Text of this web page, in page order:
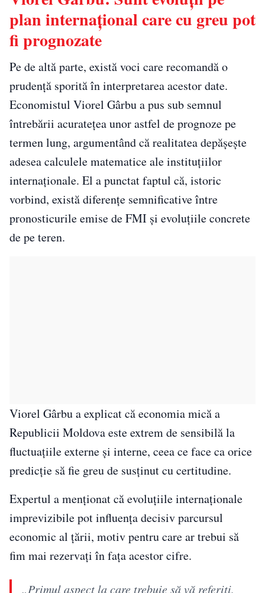
plan internaţional care cu greu pot
fi prognozate
Pe de altă parte, există voci care recomandă o
prudență sporită în interpretarea acestor date.
Economistul Viorel Gârbu a pus sub semnul
întrebării acuratețea unor astfel de prognoze pe
termen lung, argumentând că realitatea depășește
adesea calculele matematice ale instituțiilor
internaționale. El a punctat faptul că, istoric
vorbind, există diferențe semnificative între
pronosticurile emise de FMI și evoluțiile concrete
de pe teren.
Viorel Gârbu a explicat că economia mică a
Republicii Moldova este extrem de sensibilă la
fluctuațiile externe și interne, ceea ce face ca orice
predicție să fie greu de susținut cu certitudine.
Expertul a menționat că evoluțiile internaționale
imprevizibile pot influența decisiv parcursul
economic al țării, motiv pentru care ar trebui să
fim mai rezervați în fața acestor cifre.
„Primul aspect la care trebuie să vă referiţi,